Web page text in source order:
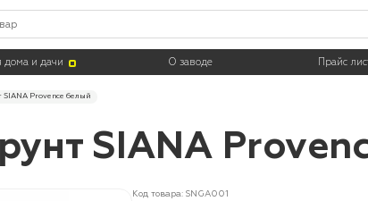
дома и дачи О заводе Прайс
Provence белый
SIANA
Код товара: SNGA001